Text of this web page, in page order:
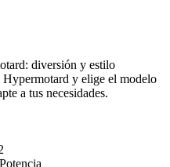
diversión y estilo
y elige el modelo
a tus necesidades.
Potencia